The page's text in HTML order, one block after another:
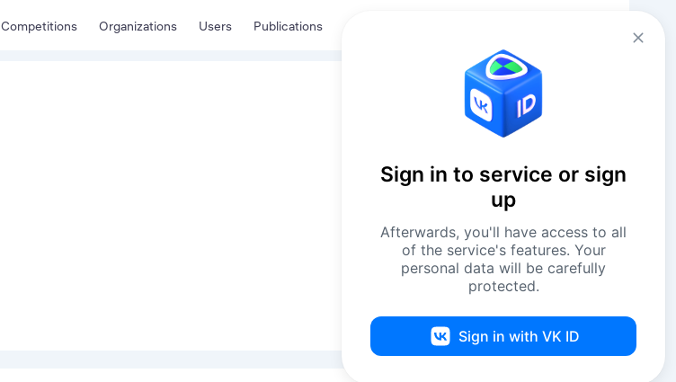
Competitions Organizations Users Publications
Sign in to service or sign
up
Afterwards, you'll have access to all
of the service's features. Your
personal data will be carefully
protected.
Sign in with VK ID